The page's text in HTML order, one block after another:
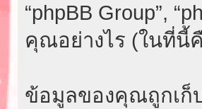
“phpBB Group”,
คุณอย่างไร (ในที่นี้
ข้อมูลของคุณถูกเก็